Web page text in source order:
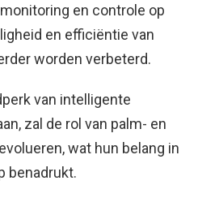
en controle op
en efficiëntie van
worden verbeterd.
van intelligente
zal de rol van palm- en
wat hun belang in
benadrukt.